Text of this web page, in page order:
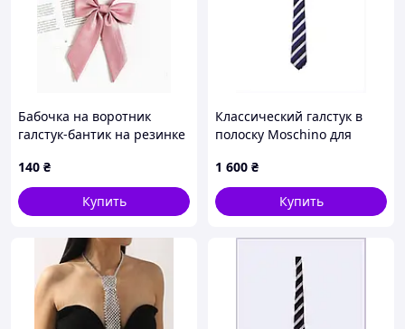
Бабочка на воротник
галстук-бантик на резинке
140 ₴
Купить
Классический галстук в
полоску Moschino для
1 600 ₴
Купить